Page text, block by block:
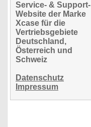
Service- & Support-
Website der Marke
Xcase für die
Vertriebsgebiete
Deutschland,
Österreich und
Schweiz
Datenschutz
Impressum